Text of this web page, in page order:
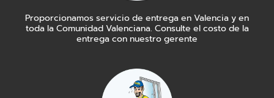
Proporcionamos servicio de entrega en Valencia y en
toda la Comunidad Valenciana. Consulte el costo de la
entrega con nuestro gerente